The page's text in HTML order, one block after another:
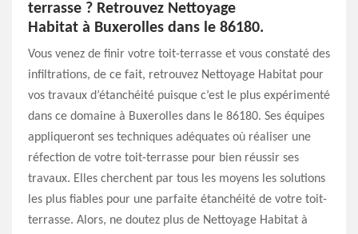
terrasse ? Retrouvez Nettoyage
Habitat à Buxerolles dans le 86180.
Vous venez de finir votre toit-terrasse et vous constaté des
infiltrations, de ce fait, retrouvez Nettoyage Habitat pour
vos travaux d’étanchéité puisque c’est le plus expérimenté
dans ce domaine à Buxerolles dans le 86180. Ses équipes
appliqueront ses techniques adéquates où réaliser une
réfection de votre toit-terrasse pour bien réussir ses
travaux. Elles cherchent par tous les moyens les solutions
les plus fiables pour une parfaite étanchéité de votre toit-
terrasse. Alors, ne doutez plus de Nettoyage Habitat à